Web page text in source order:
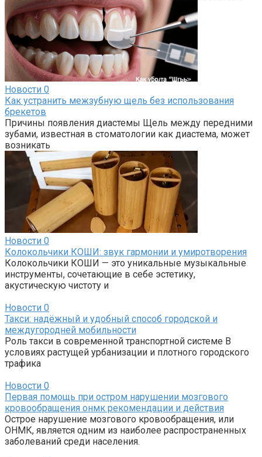
Новости 0
Как устранить межзубную щель без использования
брекетов
Причины появления диастемы Щель между передними
зубами, известная в стоматологии как диастема, может
возникать
Новости 0
Колокольчики КОШИ: звук гармонии и умиротворения
Колокольчики КОШИ — это уникальные музыкальные
инструменты, сочетающие в себе эстетику,
акустическую чистоту и
Новости 0
Такси: надёжный и удобный способ городской и
междугородней мобильности
Роль такси в современной транспортной системе В
условиях растущей урбанизации и плотного городского
трафика
Новости 0
Первая помощь при остром нарушении мозгового
кровообращения онмк рекомендации и действия
Острое нарушение мозгового кровообращения, или
ОНМК, является одним из наиболее распространенных
заболеваний среди населения.